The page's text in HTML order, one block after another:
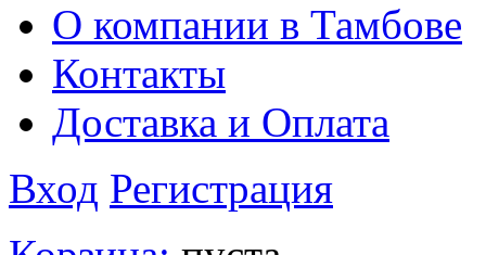
О компании в Тамбове
Контакты
Доставка и Оплата
Вход Регистрация